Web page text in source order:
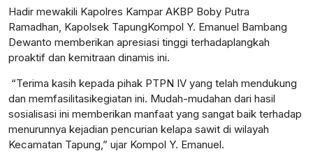
Hadir mewakili Kapolres Kampar AKBP Boby Putra
Ramadhan, Kapolsek TapungKompol Y. Emanuel Bambang
Dewanto memberikan apresiasi tinggi terhadaplangkah
proaktif dan kemitraan dinamis ini.
“Terima kasih kepada pihak PTPN IV yang telah mendukung
dan memfasilitasikegiatan ini. Mudah-mudahan dari hasil
sosialisasi ini memberikan manfaat yang sangat baik terhadap
menurunnya kejadian pencurian kelapa sawit di wilayah
Kecamatan Tapung,” ujar Kompol Y. Emanuel.